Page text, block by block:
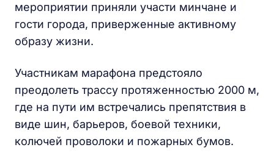
мероприятии приняли участи минчане и
гости города, приверженные активному
образу жизни.
Участникам марафона предстояло
преодолеть трассу протяженностью 2000 м,
где на пути им встречались препятствия в
виде шин, барьеров, боевой техники,
колючей проволоки и пожарных бумов.